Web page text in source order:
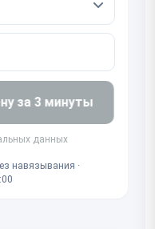
за 3 минуты
данных
навязывания ·